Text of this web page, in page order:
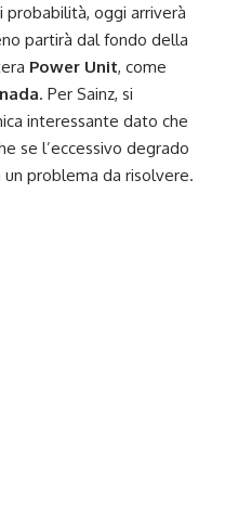
probabilità, oggi arriverà
partirà dal fondo della
Power Unit, come
. Per Sainz, si
interessante dato che
se l’eccessivo degrado
problema da risolvere.